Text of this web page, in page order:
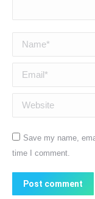
Name *
Email *
Website
Save my name,
time I comment.
Post comment